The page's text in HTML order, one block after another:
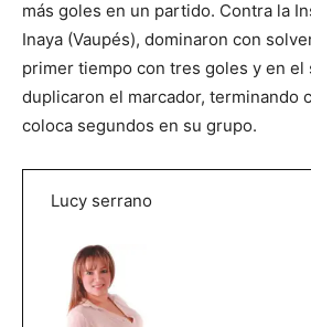
más goles en un partido. Contra la
Inaya (Vaupés), dominaron con
primer tiempo con tres goles y en el
duplicaron el marcador, terminando
coloca segundos en su grupo.
Lucy serrano